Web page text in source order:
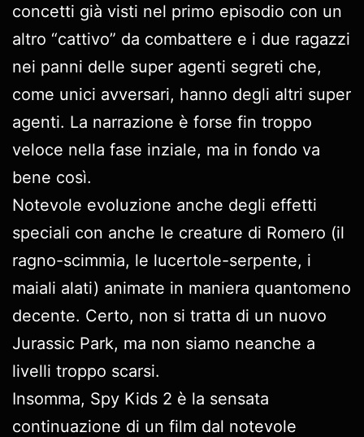
concetti già visti nel primo episodio con un
altro “cattivo” da combattere e i due ragazzi
nei panni delle super agenti segreti che,
come unici avversari, hanno degli altri super
agenti. La narrazione è forse fin troppo
veloce nella fase inziale, ma in fondo va
bene così.
Notevole evoluzione anche degli effetti
speciali con anche le creature di Romero (il
ragno-scimmia, le lucertole-serpente, i
maiali alati) animate in maniera quantomeno
decente. Certo, non si tratta di un nuovo
Jurassic Park, ma non siamo neanche a
livelli troppo scarsi.
Insomma, Spy Kids 2 è la sensata
continuazione di un film dal notevole